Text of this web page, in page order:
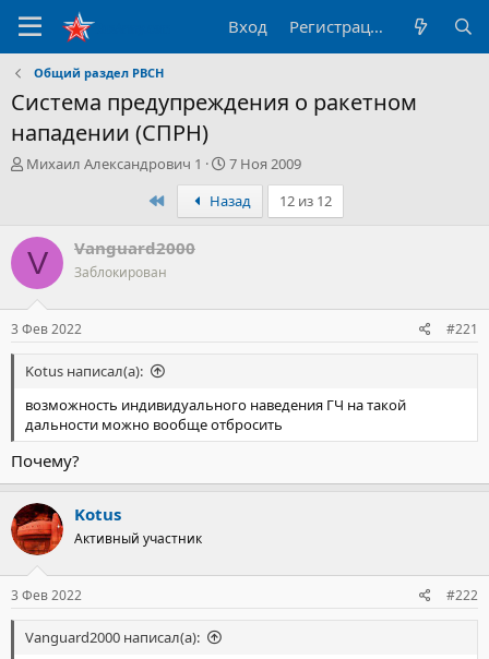
Вход Регистрация
Общий раздел РВСН
Система предупреждения о ракетном
нападении (СПРН)
А
р
т
м
ы
Михаил Александрович 1
Д
а
т
а
7 Ноя 2009
ПервыйНазад 12 из 12
V Vanguard2000
Заблокирован
3 Фев 2022 #221
Kotus написал(а):
возможность индивидуального наведения ГЧ на такой
дальности можно вообще отбросить
Почему?
Kotus
Активный участник
3 Фев 2022 #222
Vanguard2000 написал(а):